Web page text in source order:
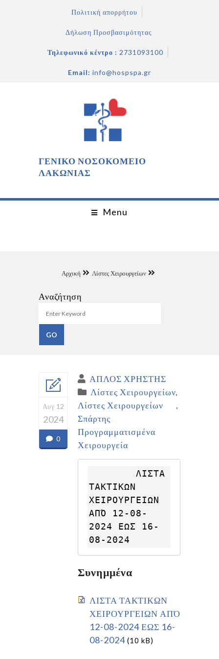
Πολιτική απορρήτου
Δήλωση Προσβασιμότητας
Τηλεφωνικό κέντρο : 2731093100
Email: info@hospspa.gr
ΓΕΝΙΚΟ ΝΟΣΟΚΟΜΕΙΟ
ΛΑΚΩΝΙΑΣ
Menu
Αρχική Λίστες Χειρουργείων
Αναζήτηση
Αυγ 12
2024
0
ΑΠΛΟΣ ΧΡΗΣΤΗΣ
Λίστες Χειρουργείων
Λίστες Χειρουργείων
Σπάρτης
Προγραμματισμένα
Χειρουργεία
ΤΑΚΤΙΚΩΝ
ΧΕΙΡΟΥΡΓΕΙΩΝ
ΑΠΌ 12-08-
2024 ΕΩΣ 16-
08-2024
Συνημμένα
ΛΙΣΤΑ ΤΑΚΤΙΚΩΝ
ΧΕΙΡΟΥΡΓΕΙΩΝ ΑΠΌ
12-08-2024 ΕΩΣ 16-
08-2024 (10 kB)